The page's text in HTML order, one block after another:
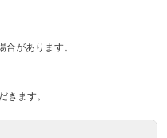
があります。
きます。